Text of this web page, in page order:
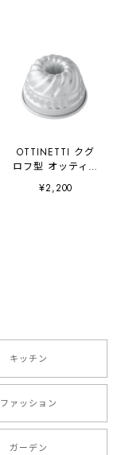
OTTINETTI クグ
ロフ型 オッティネ
ッティ社
¥2,200
キッチン
ファッション
ガーデン